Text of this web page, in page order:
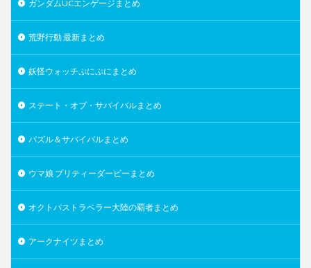
ガンダムUCエンゲージまとめ
荒野行動 最新まとめ
妖怪ウォッチぷにぷにまとめ
ステート・オブ・サバイバルまとめ
パズル＆サバイバルまとめ
ウマ娘 プリティーダービーまとめ
オクトパストラベラー大陸の覇者まとめ
アークナイツまとめ